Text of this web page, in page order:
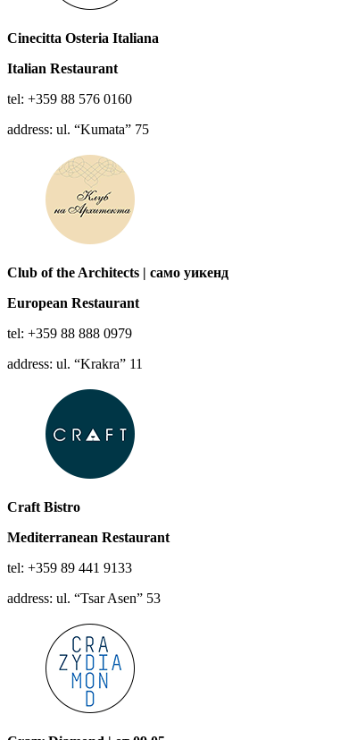
Cinecitta Osteria Italiana
Italian Restaurant
tel: +359 88 576 0160
address: ul. “Kumata” 75
Club of the Architects | само уикенд
European Restaurant
tel: +359 88 888 0979
address: ul. “Krakra” 11
Craft Bistro
Mediterranean Restaurant
tel: +359 89 441 9133
address: ul. “Tsar Asen” 53